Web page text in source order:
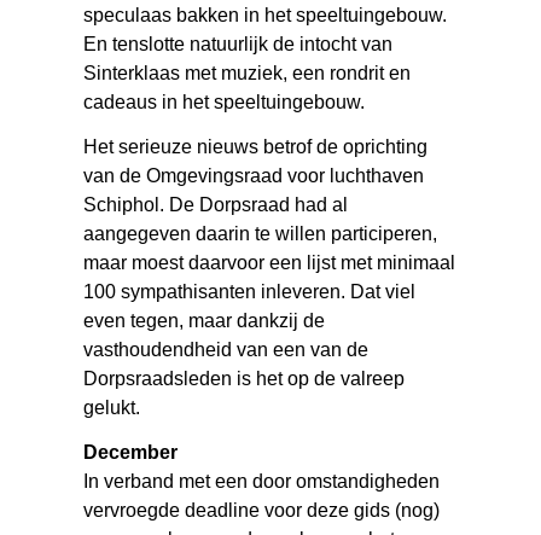
speculaas bakken in het speeltuingebouw.
En tenslotte natuurlijk de intocht van
Sinterklaas met muziek, een rondrit en
cadeaus in het speeltuingebouw.
Het serieuze nieuws betrof de oprichting
van de Omgevingsraad voor luchthaven
Schiphol. De Dorpsraad had al
aangegeven daarin te willen participeren,
maar moest daarvoor een lijst met minimaal
100 sympathisanten inleveren. Dat viel
even tegen, maar dankzij de
vasthoudendheid van een van de
Dorpsraadsleden is het op de valreep
gelukt.
December
In verband met een door omstandigheden
vervroegde deadline voor deze gids (nog)